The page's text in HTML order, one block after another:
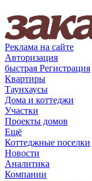
Реклама на сайте
Авторизация
быстрая Регистрация
Квартиры
Таунхаусы
Дома и коттеджи
Участки
Проекты домов
Ещё
Коттеджные поселки
Новости
Аналитика
Компании